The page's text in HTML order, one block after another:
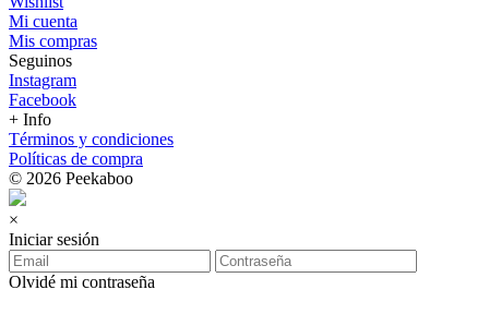
Mi cuenta
Mis compras
Seguinos
Instagram
Facebook
+ Info
Términos y condiciones
Políticas de compra
© 2026 Peekaboo
×
Iniciar sesión
Olvidé mi contraseña